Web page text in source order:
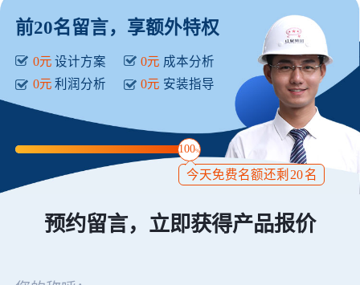
前20名留言，享额外特权
0元 设计方案 0元 成本分析
0元 利润分析 0元 安装指导
100%
今天免费名额还剩 20名
预约留言，立即获得产品报价